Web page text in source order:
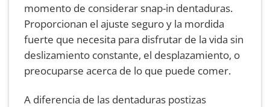
momento de considerar snap-in dentaduras.
Proporcionan el ajuste seguro y la mordida
fuerte que necesita para disfrutar de la vida sin
deslizamiento constante, el desplazamiento, o
preocuparse acerca de lo que puede comer.
A diferencia de las dentaduras postizas